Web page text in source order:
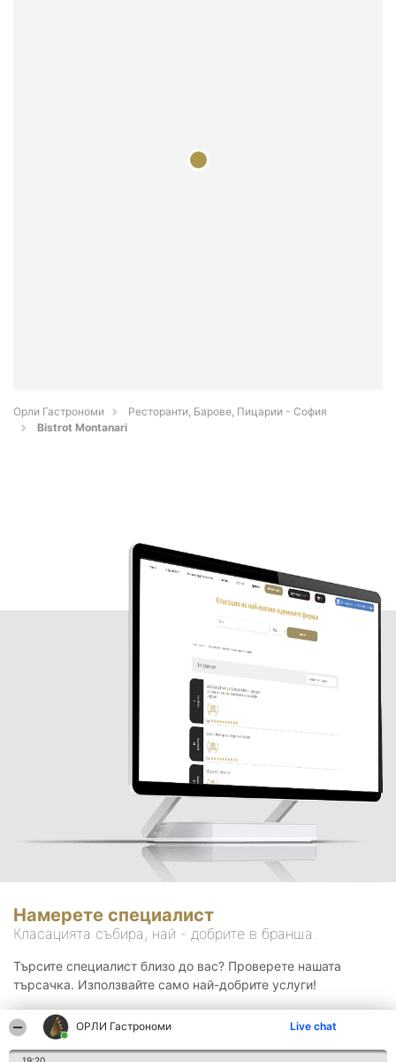
ОРЛИ Гастрономи Live chat
Орли Гастрономи
Ресторанти, Барове, Пицарии - София
Bistrot Montanari
Намерете специалист
Класацията събира, най - добрите в бранша.
Търсите специалист близо до вас? Проверете нашата
търсачка. Използвайте само най-добрите услуги!